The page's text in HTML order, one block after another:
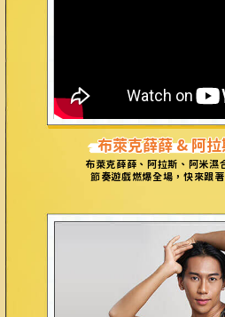
布萊克薛薛 & 阿
布萊克薛薛、阿拉斯、阿米濕
節奏遊戲燃爆全場，快來跟